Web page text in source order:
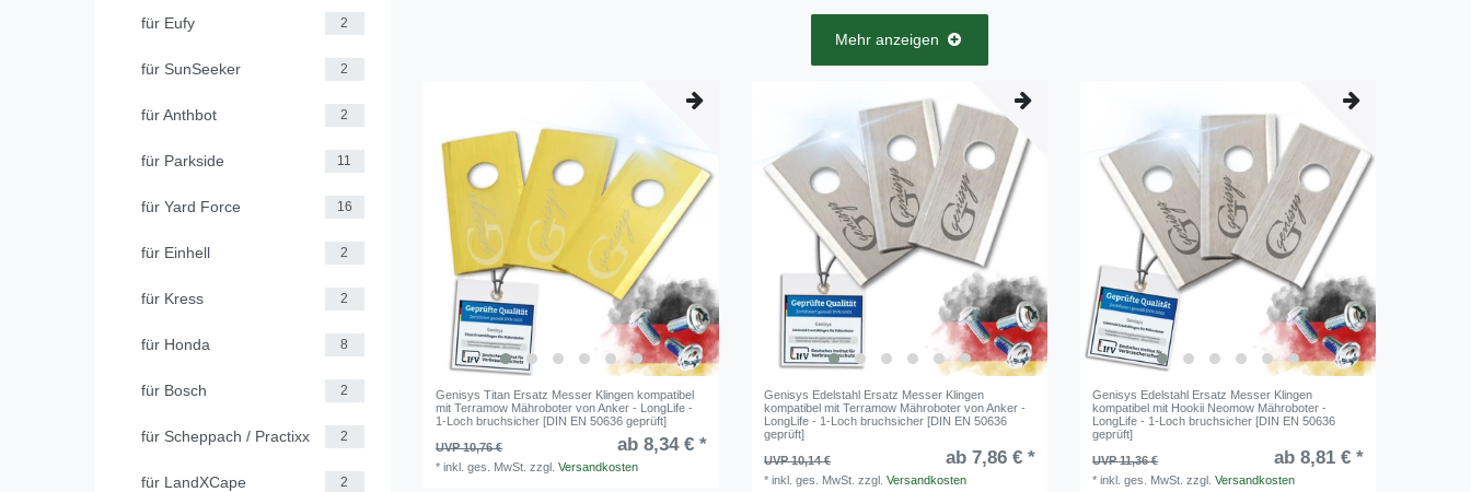
für Eufy 2
für SunSeeker 2
für Anthbot 2
für Parkside 11
für Yard Force 16
für Einhell 2
für Kress 2
für Honda 8
für Bosch 2
für Scheppach / Practixx 2
für LandXCape 2
Mehr anzeigen
Genisys Titan Ersatz Messer Klingen kompatibel
mit Terramow Mähroboter von Anker - LongLife -
1-Loch bruchsicher [DIN EN 50636 geprüft]
UVP 10,76 €
ab 8,34 € *
*inkl. ges. MwSt. zzgl.Versandkosten
Genisys Edelstahl Ersatz Messer Klingen
kompatibel mit Terramow Mähroboter von Anker -
LongLife - 1-Loch bruchsicher [DIN EN 50636
geprüft]
UVP 10,14 €
ab 7,86 € *
*inkl. ges. MwSt. zzgl.Versandkosten
Genisys Edelstahl Ersatz Messer Klingen
kompatibel mit Hookii Neomow Mähroboter -
LongLife - 1-Loch bruchsicher [DIN EN 50636
geprüft]
UVP 11,36 €
ab 8,81 € *
*inkl. ges. MwSt. zzgl.Versandkosten